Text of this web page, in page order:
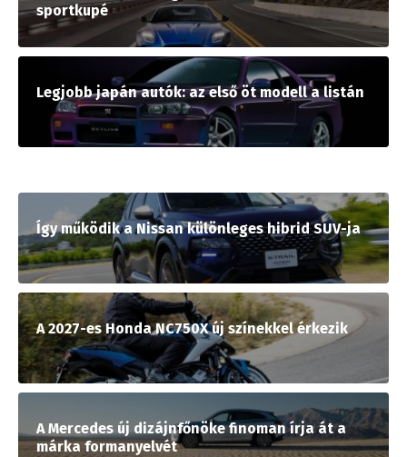
sportkupé
Legjobb japán autók: az első öt modell a listán
Így működik a Nissan különleges hibrid SUV-ja
A 2027-es Honda NC750X új színekkel érkezik
A Mercedes új dizájnfőnöke finoman írja át a
márka formanyelvét